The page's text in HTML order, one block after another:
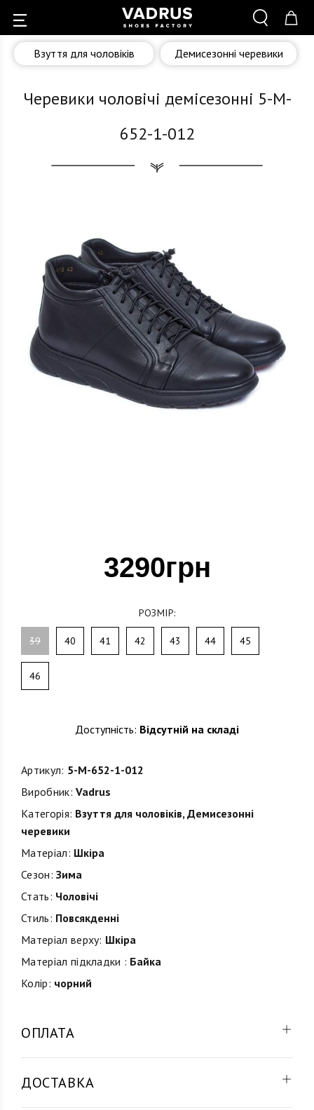
Взуття для чоловіків Демисезонні черевики
Черевики чоловічі демісезонні 5-M-
652-1-012
3290грн
РОЗМІР:
39 40 41 42 43 44 45
46
Доступність: Відсутній на складі
Артикул: 5-M-652-1-012
Виробник: Vadrus
Категорія: Взуття для чоловіків,Демисезонні
черевики
Матеріал: Шкіра
Сезон: Зима
Стать: Чоловічі
Стиль: Повсякденні
Матеріал верху: Шкіра
Матеріал підкладки : Байка
Колір: чорний
ОПЛАТА
ДОСТАВКА